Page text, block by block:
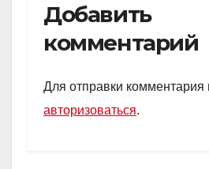
Добавить
комментарий
Для отправки
авторизоваться.